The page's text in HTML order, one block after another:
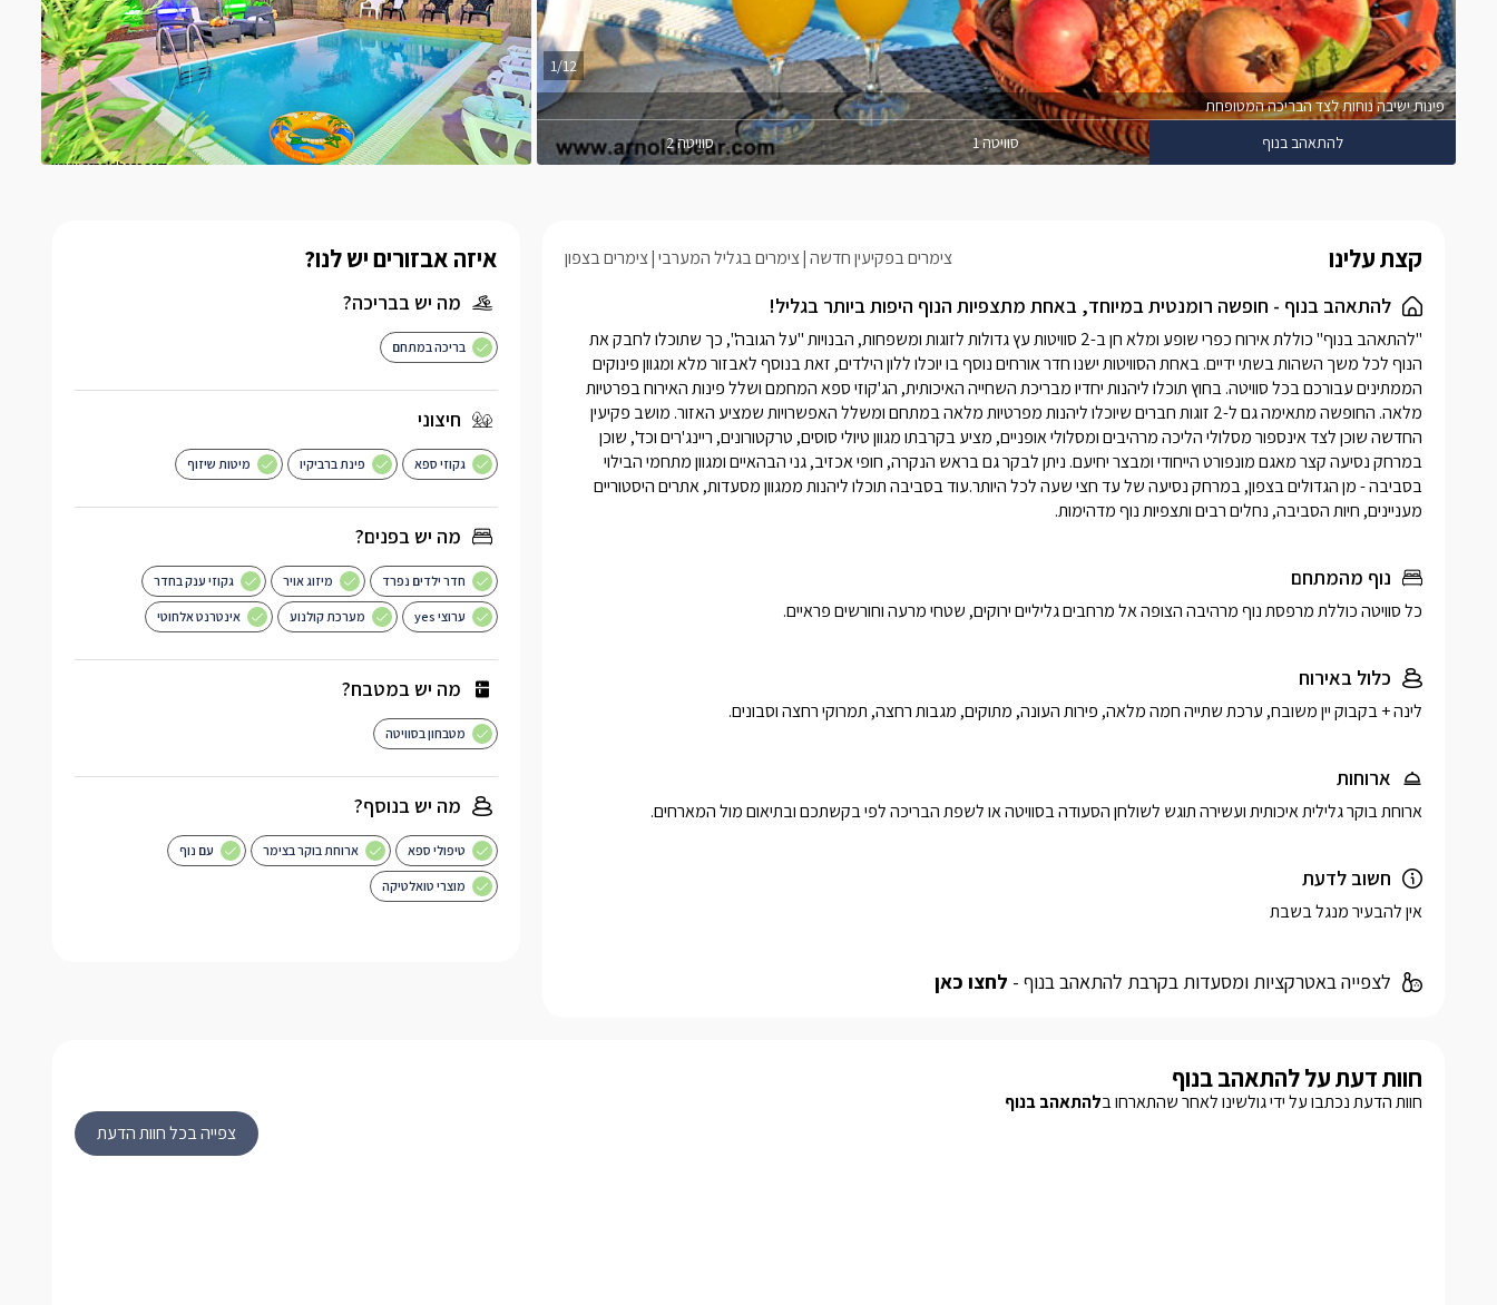
פינות ישיבה נוחות לצד הבריכה המטופחת
1/12
להתאהב בנוף סוויטה 1 סוויטה 2
קצת עלינו צימרים בפקיעין חדשה צימרים בגליל המערבי צימרים בצפון
להתאהב בנוף - חופשה רומנטית במיוחד, באחת מתצפיות הנוף היפות ביותר בגליל!
מעניינים, חיות הסביבה, נחלים רבים ותצפיות נוף מדהימות.
נוף מהמתחם
כל סוויטה כוללת מרפסת נוף מרהיבה הצופה אל מרחבים גליליים ירוקים, שטחי מרעה וחורשים פראיים.
כלול באירוח
לינה + בקבוק יין משובח, ערכת שתייה חמה מלאה, פירות העונה, מתוקים, מגבות רחצה, תמרוקי רחצה וסבונים.
ארוחות
ארוחת בוקר גלילית איכותית ועשירה תוגש לשולחן הסעודה בסוויטה או לשפת הבריכה לפי בקשתכם ובתיאום מול המארחים.
חשוב לדעת
אין להבעיר מנגל בשבת
לצפייה באטרקציות ומסעדות בקרבת להתאהב בנוף - לחצו כאן
איזה אבזורים יש לנו?
מה יש בבריכה?
בריכה במתחם
חיצוני
גקוזי ספא פינת ברביקיו מיטות שיזוף
מה יש בפנים?
חדר ילדים נפרד מיזוג אויר גקוזי ענק בחדר
ערוצי yes מערכת קולנוע אינטרנט אלחוטי
מה יש במטבח?
מטבחון בסוויטה
מה יש בנוסף?
טיפולי ספא ארוחת בוקר בצימר עם נוף
מוצרי טואלטיקה
חוות דעת על להתאהב בנוף
חוות הדעת נכתבו על ידי גולשינו לאחר שהתארחו בלהתאהב בנוף
צפייה בכל חוות הדעת